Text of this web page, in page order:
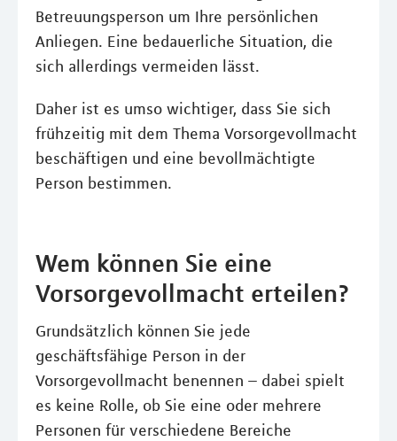
Betreuungsperson um Ihre persönlichen
Anliegen. Eine bedauerliche Situation, die
sich allerdings vermeiden lässt.
Daher ist es umso wichtiger, dass Sie sich
frühzeitig mit dem Thema Vorsorgevollmacht
beschäftigen und eine bevollmächtigte
Person bestimmen.
Wem können Sie eine
Vorsorgevollmacht erteilen?
Grundsätzlich können Sie jede
geschäftsfähige Person in der
Vorsorgevollmacht benennen – dabei spielt
es keine Rolle, ob Sie eine oder mehrere
Personen für verschiedene Bereiche